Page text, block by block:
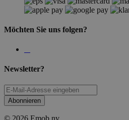
Möchten Sie uns folgen?
Newsletter?
Abonnieren
© 2026 Emob nv